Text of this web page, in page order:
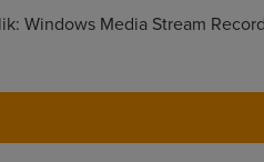
Windows Media Stream